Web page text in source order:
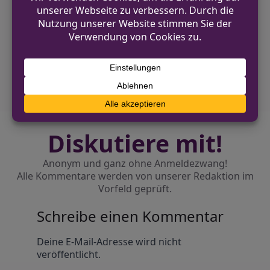
Gronau: Unbekannte entwenden Geldbörse
aus Rollator
NÄCHSTER BEITRAG
Unbekannte brechen in
Erdgeschosswohnung in Gronau ein
Diskutiere mit!
Anonym und ganz ohne Anmeldezwang!
Alle Kommentare werden von unserer Redaktion im
Vorfeld geprüft.
Schreibe einen Kommentar
Deine E-Mail-Adresse wird nicht
veröffentlicht.